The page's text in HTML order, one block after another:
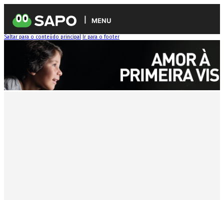
MENU
Saltar para o conteúdo principal Ir para o footer